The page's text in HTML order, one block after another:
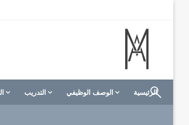
M A hotels | إم ايه هوتيلز
الموقع الأول للعاملين في الفنادق في العالم
الرئيسية الوصف الوظيفي التدريب